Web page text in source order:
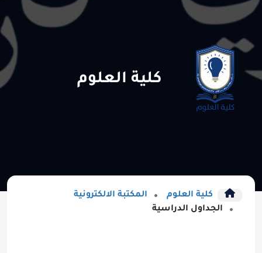
كلية العلوم
كلية العلوم
المكتبة الالكترونية
الجداول الدراسية